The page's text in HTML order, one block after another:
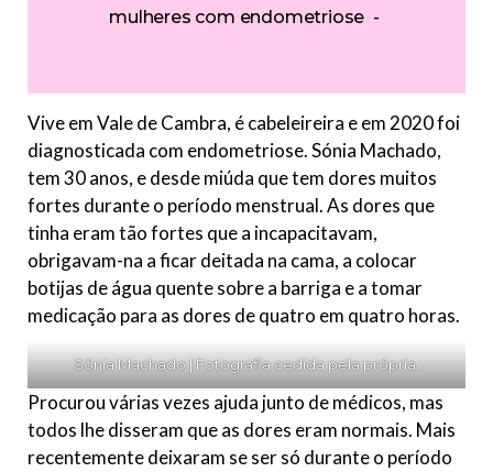
mulheres com endometriose
Vive em Vale de Cambra, é cabeleireira e em 2020 foi
diagnosticada com endometriose. Sónia Machado,
tem 30 anos, e desde miúda que tem dores muitos
fortes durante o período menstrual. As dores que
tinha eram tão fortes que a incapacitavam,
obrigavam-na a ficar deitada na cama, a colocar
botijas de água quente sobre a barriga e a tomar
medicação para as dores de quatro em quatro horas.
Sónia Machado | Fotografia cedida pela própria.
Procurou várias vezes ajuda junto de médicos, mas
todos lhe disseram que as dores eram normais. Mais
recentemente deixaram se ser só durante o período